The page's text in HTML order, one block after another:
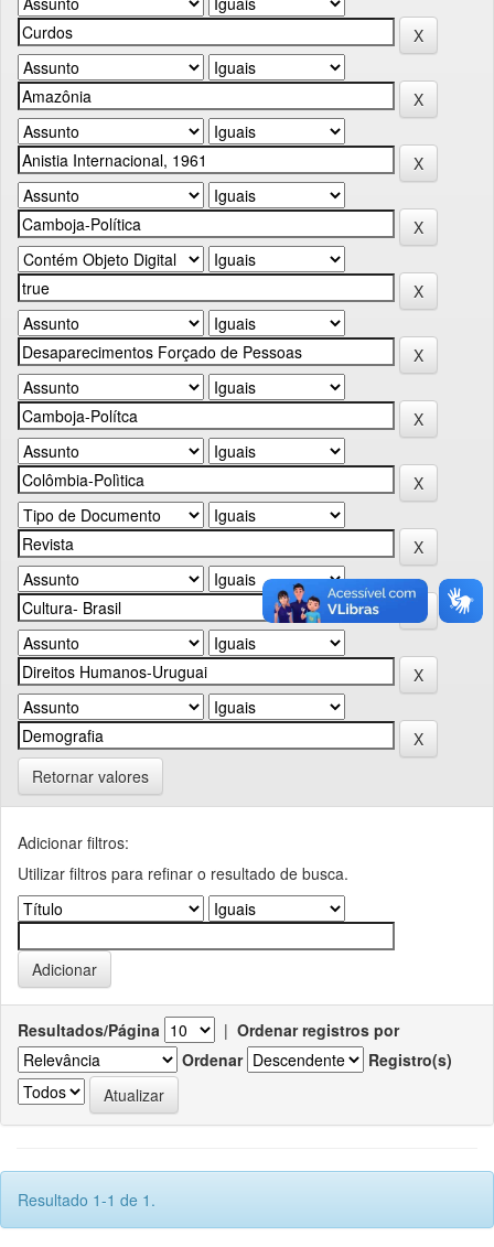
Retornar valores
Adicionar filtros:
Utilizar filtros para refinar o resultado de busca.
Resultados/Página | Ordenar registros por
Ordenar
Registro(s)
Resultado 1-1 de 1.